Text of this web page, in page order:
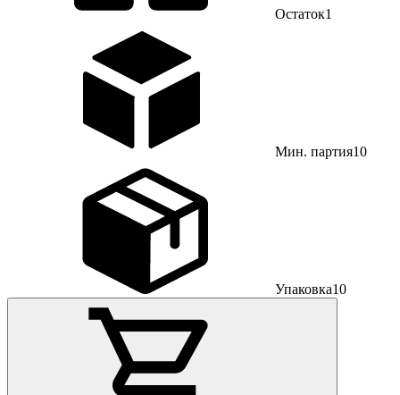
Остаток1
Мин. партия10
Упаковка10